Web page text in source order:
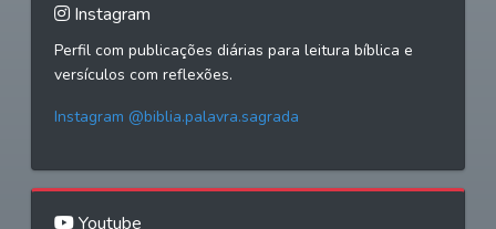
Instagram
Perfil com publicações diárias para leitura bíblica e
versículos com reflexões.
Instagram @biblia.palavra.sagrada
Youtube